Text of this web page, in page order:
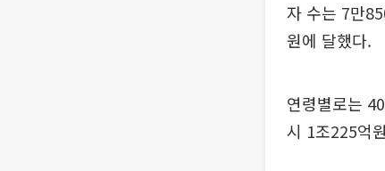
자 수는 7만
원에 달했다.
연령별로는
시 1조225억